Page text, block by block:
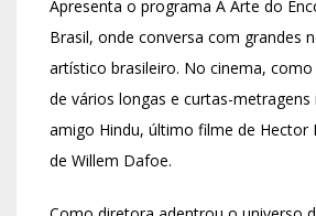
Apresenta o programa A Arte do
Brasil, onde conversa com grandes
artístico brasileiro. No cinema,
de vários longas e curtas-metragens
amigo Hindu, último filme de Hector
de Willem Dafoe.